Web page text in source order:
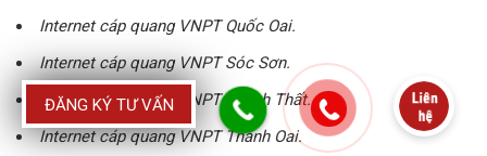
Internet cáp quang VNPT Quốc Oai.
Internet cáp quang VNPT Sóc Sơn.
Internet cáp quang VNPT Thạch Thất.
Internet cáp quang VNPT Thanh Oai.
ĐĂNG KÝ TƯ VẤN